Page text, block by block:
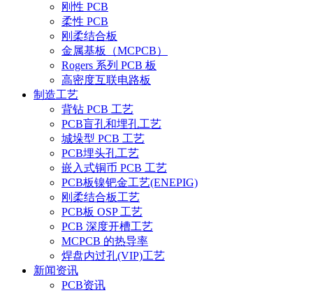
刚性 PCB
柔性 PCB
刚柔结合板
金属基板（MCPCB）
Rogers 系列 PCB 板
高密度互联电路板
制造工艺
背钻 PCB 工艺
PCB盲孔和埋孔工艺
城垛型 PCB 工艺
PCB埋头孔工艺
嵌入式铜币 PCB 工艺
PCB板镍钯金工艺(ENEPIG)
刚柔结合板工艺
PCB板 OSP 工艺
PCB 深度开槽工艺
MCPCB 的热导率
焊盘内过孔(VIP)工艺
新闻资讯
PCB资讯